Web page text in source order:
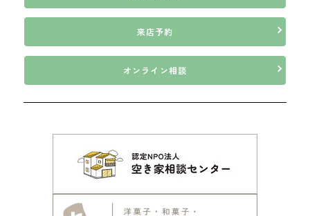
来店予約
オンライン相談